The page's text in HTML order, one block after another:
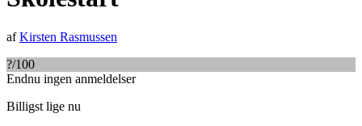
afKirsten Rasmussen
?/100
Endnu ingen anmeldelser
Billigst lige nu